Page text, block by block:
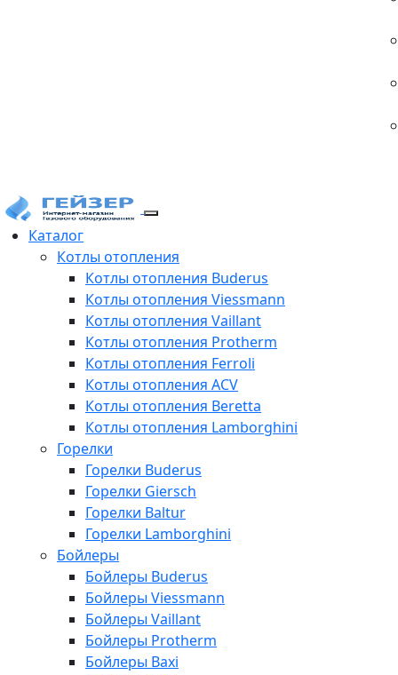
Каталог
Котлы отопления
Котлы отопления Buderus
Котлы отопления Viessmann
Котлы отопления Vaillant
Котлы отопления Protherm
Котлы отопления Ferroli
Котлы отопления ACV
Котлы отопления Beretta
Котлы отопления Lamborghini
Горелки
Горелки Buderus
Горелки Giersch
Горелки Baltur
Горелки Lamborghini
Бойлеры
Бойлеры Buderus
Бойлеры Viessmann
Бойлеры Vaillant
Бойлеры Protherm
Бойлеры Baxi